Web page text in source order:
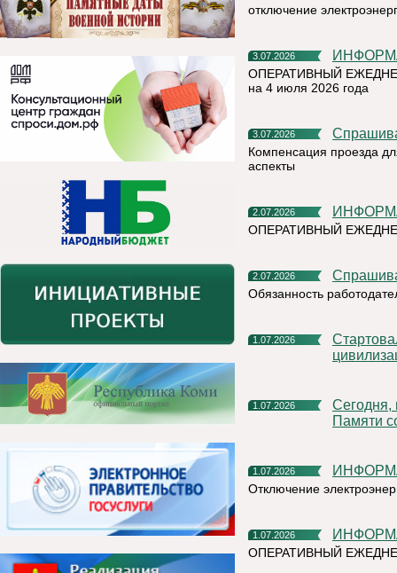
отключение
3.07.2026
ОПЕРАТИВНЫЙ
на 4 июля 2026 года
3.07.2026
Компенсация проезда
аспекты
2.07.2026
ОПЕРАТИВНЫЙ
2.07.2026
Обязанность
1.07.2026
Стартовал X Международный фотоконкурс «Русская
1.07.2026
Сегодня, в День ветеранов боевых действий, в Сквере
Памяти
1.07.2026
Отключение
1.07.2026
ОПЕРАТИВНЫЙ